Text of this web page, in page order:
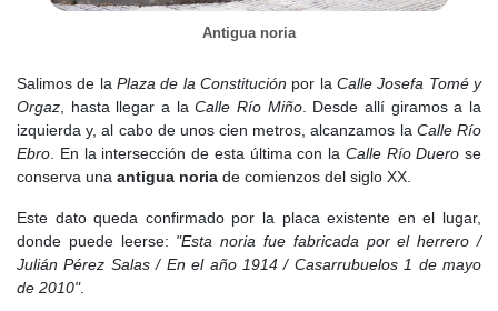
enfermedades como las fiebres tercianas.
Independencia. En 1808, las tropas francesas ocuparon el
Monasterio de Santa María de la Cruz, en el vecino término de
Cubas, lo que provocó la reacción de los habitantes de
Casarrubuelos ante el saqueo que se estaba produciendo. Las
represalias francesas fueron duras: desde un lugar próximo
fuego contra el pueblo, causando numerosas bajas y la
destrucción de buena parte del caserío.
En 1826, Miñano indicaba que Casarrubuelos contaba con 170
Antigua noria
Salimos de la Plaza de la Constitución por la Calle Josefa Tomé y
Orgaz, hasta llegar a laCalle Río Miño. Desde allí giramos a la
izquierda y, al cabo de unos cien metros, alcanzamos la Calle Río
Ebro. En la intersección de esta última con la Calle Río Duero se
conserva una antigua noria de comienzos del siglo XX.
Este dato queda confirmado por la placa existente en el lugar,
donde puede leerse: "Esta noria fue fabricada por el herrero /
Julián Pérez Salas / En el año 1914 / Casarrubuelos 1 de mayo
de 2010".